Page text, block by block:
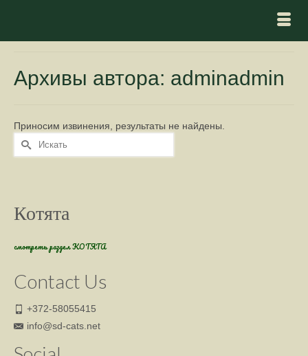
Архивы автора: adminadmin
Приносим извинения, результаты не найдены.
Искать:
Котята
смотреть раздел КОТЯТА
Contact Us
+372-58055415
info@sd-cats.net